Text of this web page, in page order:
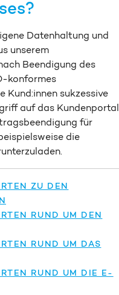
Datenhaltung und
unserem
Beendigung des
konformes
Kund:innen sukzessive
auf das Kundenportal
für
die
ZU DEN
RUND UM DEN
RUND UM DAS
RUND UM DIE E-